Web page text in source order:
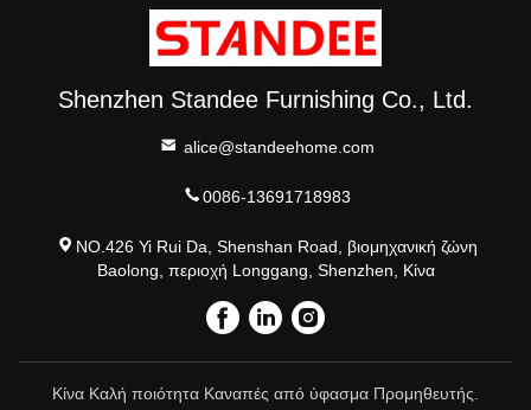
Shenzhen Standee Furnishing Co., Ltd.
alice@standeehome.com
0086-13691718983
NO.426 Yi Rui Da, Shenshan Road, βιομηχανική ζώνη
Baolong, περιοχή Longgang, Shenzhen, Κίνα
Κίνα Καλή ποιότητα Καναπές από ύφασμα Προμηθευτής.